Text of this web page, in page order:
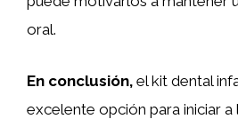
oral.
En conclusión, el kit dental
excelente opción para iniciar